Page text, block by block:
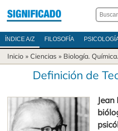
ÍNDICE A/Z FILOSOFÍA
Inicio » Ciencias » Biología. Química.
Definición de